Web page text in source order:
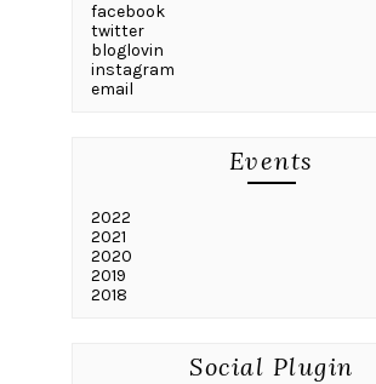
facebook
twitter
bloglovin
instagram
email
Events
2022
2021
2020
2019
2018
Social Plugin